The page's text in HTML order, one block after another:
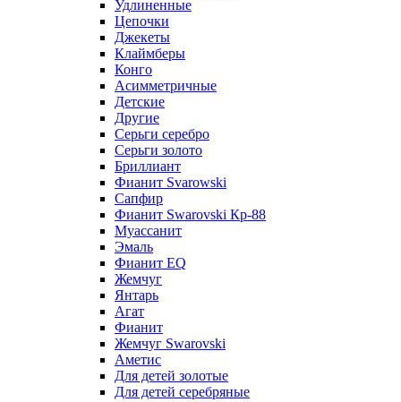
Удлиненные
Цепочки
Джекеты
Клаймберы
Конго
Асимметричные
Детские
Другие
Серьги серебро
Серьги золото
Бриллиант
Фианит Svarowski
Сапфир
Фианит Swarovski Кр-88
Муассанит
Эмаль
Фианит EQ
Жемчуг
Янтарь
Агат
Фианит
Жемчуг Swarovski
Аметис
Для детей золотые
Для детей серебряные